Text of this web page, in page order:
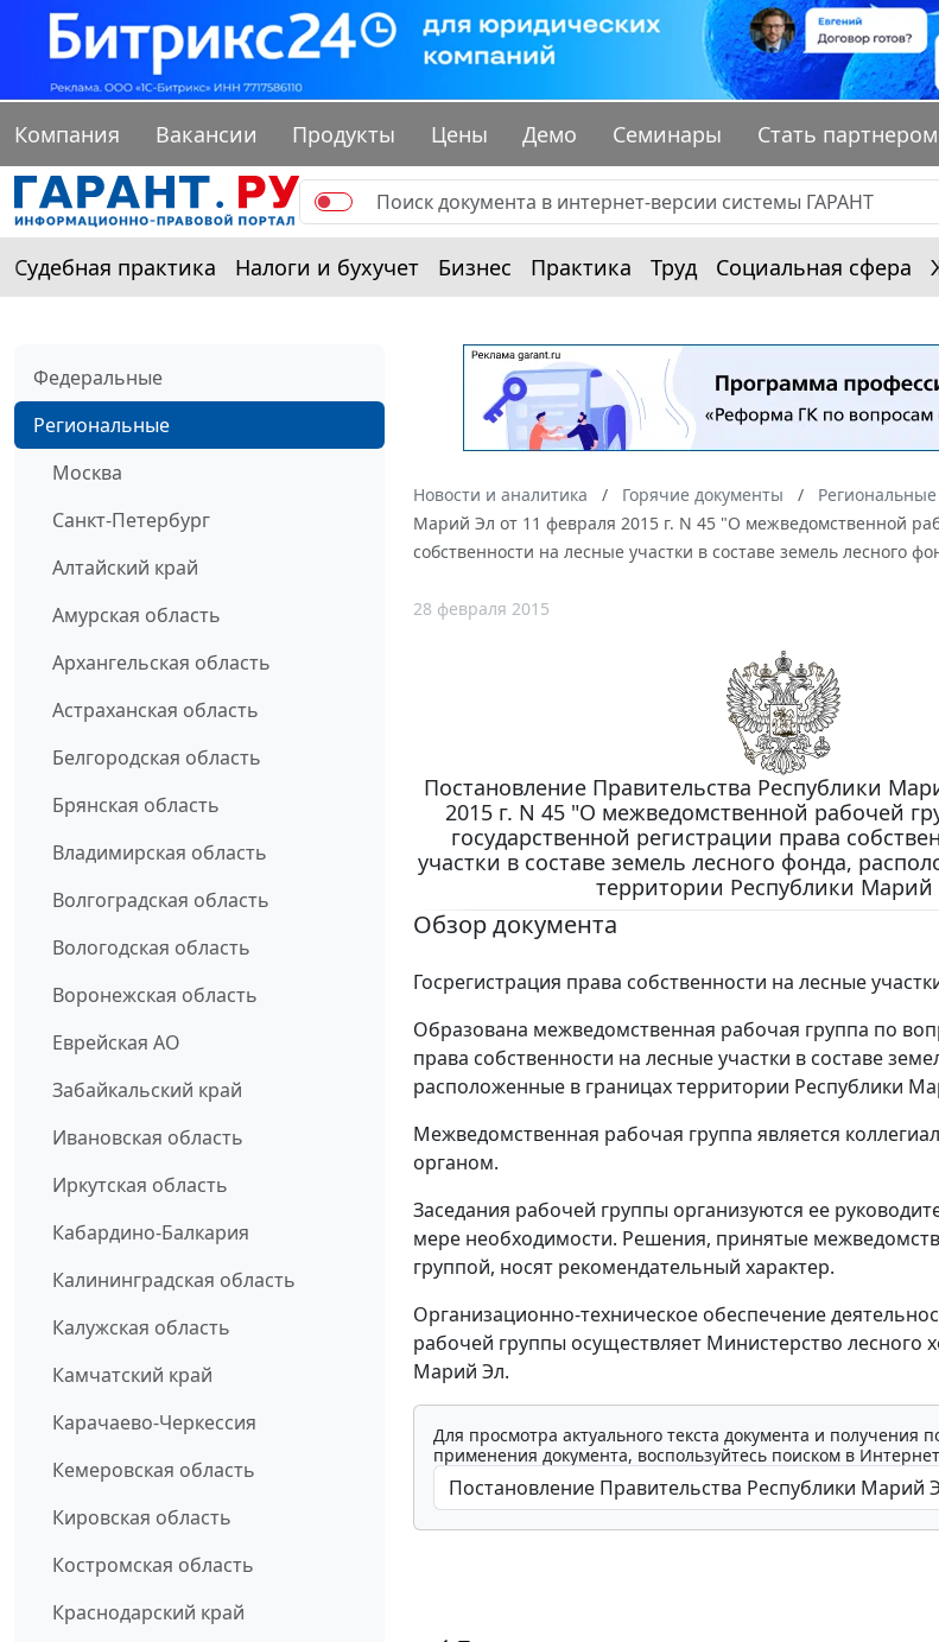
Компания Вакансии Продукты Цены Демо Семинары Стать партнером
Судебная практика Налоги и бухучет Бизнес Практика Труд Социальная сфера
Федеральные
Региональные
Москва
Санкт-Петербург
Алтайский край
Амурская область
Архангельская область
Астраханская область
Белгородская область
Брянская область
Владимирская область
Волгоградская область
Вологодская область
Воронежская область
Еврейская АО
Забайкальский край
Ивановская область
Иркутская область
Кабардино-Балкария
Калининградская область
Калужская область
Камчатский край
Карачаево-Черкессия
Кемеровская область
Кировская область
Костромская область
Краснодарский край
Новости и аналитика Горячие документы Региональные
Марий Эл от 11 февраля 2015 г. N 45 "О межведомственной
собственности на лесные участки в составе земель
28 февраля 2015
Постановление Правительства Республики
2015 г. N 45 "О межведомственной рабочей
государственной регистрации права
участки в составе земель лесного фонда,
территории Республики Марий
Обзор документа
Госрегистрация права собственности на лесные
Образована межведомственная рабочая группа по
права собственности на лесные участки в составе
расположенные в границах территории Республики
Межведомственная рабочая группа является
органом.
Заседания рабочей группы организуются ее
мере необходимости. Решения, принятые
группой, носят рекомендательный характер.
Организационно-техническое обеспечение
рабочей группы осуществляет Министерство лесного
Марий Эл.
Для просмотра актуального текста документа и
применения документа, воспользуйтесь поиском в